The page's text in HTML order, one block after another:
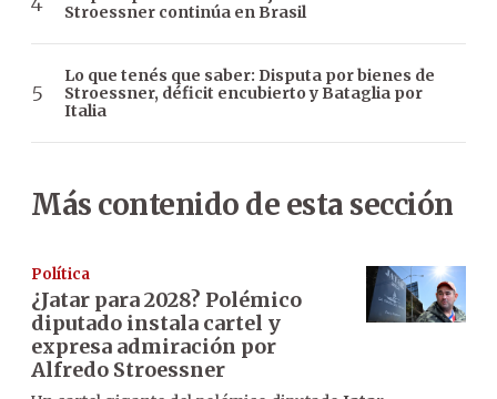
Stroessner continúa en Brasil
Lo que tenés que saber: Disputa por bienes de
Stroessner, déficit encubierto y Bataglia por
Italia
Más contenido de esta sección
Política
¿Jatar para 2028? Polémico
diputado instala cartel y
expresa admiración por
Alfredo Stroessner